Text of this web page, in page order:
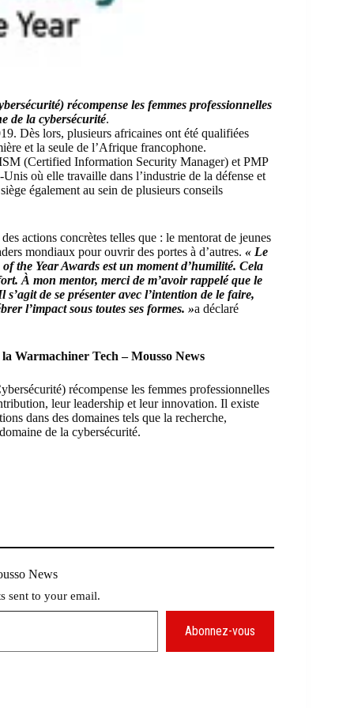
récompense les femmes professionnelles
de la cybersécurité.
Dès lors, plusieurs africaines ont été qualifiées
et la seule de l’Afrique francophone.
(Certified Information Security Manager) et PMP
où elle travaille dans l’industrie de la défense et
également au sein de plusieurs conseils
actions concrètes telles que : le mentorat de jeunes
mondiaux pour ouvrir des portes à d’autres. « Le
the Year Awards est un moment d’humilité. Cela
À mon mentor, merci de m’avoir rappelé que le
de se présenter avec l’intention de le faire,
l’impact sous toutes ses formes. »a déclaré
Warmachiner Tech – Mousso News
récompense les femmes professionnelles
leur leadership et leur innovation. Il existe
dans des domaines tels que la recherche,
de la cybersécurité.
News
sent to your email.
Abonnez-vous